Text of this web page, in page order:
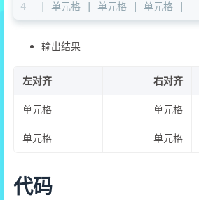
4
| 单元格 | 单元格 | 单元格 |
输出结果
左对齐 右对齐
单元格 单元格
单元格 单元格
代码